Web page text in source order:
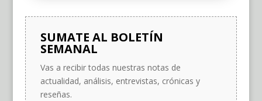
SUMATE AL BOLETÍN
SEMANAL
Vas a recibir todas nuestras notas de
actualidad, análisis, entrevistas, crónicas y
reseñas.